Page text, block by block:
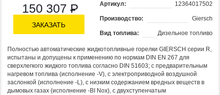
150 307 Р
ЗАКАЗАТЬ
Артикул: 12364017502
Производство: Giersch
Вид топлива: Дизельное топливо
Полностью автоматические жидкотопливные горелки GIERSCH серии R,
испытаны и допущены к применению по нормам DIN EN 267 для
сверхлегкого жидкого топлива согласно DIN 51603; с предварительным
нагревом топлива (исполнение -V), с электроприводной воздушной
заслонкой (исполнение -L), с низким содержанием вредных веществ в
дымовых газах (исполнение -BI Nox), с двухступенчатым